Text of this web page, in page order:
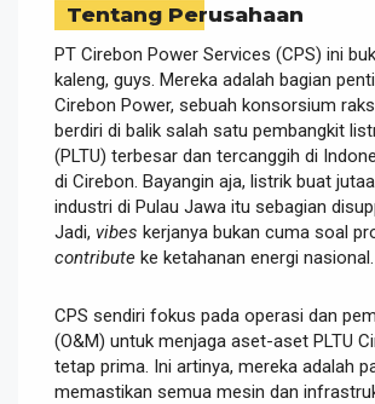
Tentang Perusahaan
PT Cirebon Power Services (CPS) ini
kaleng, guys. Mereka adalah bagian
Cirebon Power, sebuah konsorsium
berdiri di balik salah satu pembangkit
(PLTU) terbesar dan tercanggih di
di Cirebon. Bayangin aja, listrik buat
industri di Pulau Jawa itu sebagian
Jadi, vibes kerjanya bukan cuma soal
contribute ke ketahanan energi nasional.
CPS sendiri fokus pada operasi dan
(O&M) untuk menjaga aset-aset PLTU
tetap prima. Ini artinya, mereka adalah
memastikan semua mesin dan